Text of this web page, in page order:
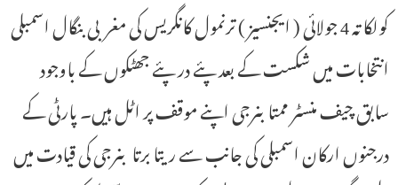
کولکاتہ 4 جولائی ( ایجنسیز ) ترنمول کانگریس کی مغربی بنگال اسمبلی
انتخابات میں شکست کے بعد پئے در پئے جھٹکوں کے باوجود
سابق چیف منسٹر ممتابنرجی اپنے موقف پر اٹل ہیں۔ پارٹی کے
درجنوں ارکان اسمبلی کی جانب سے ریتا برتا بنرجی کی قیادت میں